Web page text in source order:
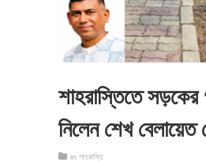
শাহরাস্তিতে সড়কের
নিলেন শেখ বেলায়েত
in শাহরাস্তি